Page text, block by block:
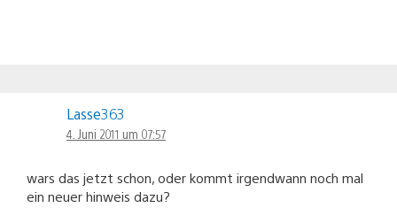
Lasse363
4. Juni 2011 um 07:57
wars das jetzt schon, oder kommt irgendwann noch mal
ein neuer hinweis dazu?